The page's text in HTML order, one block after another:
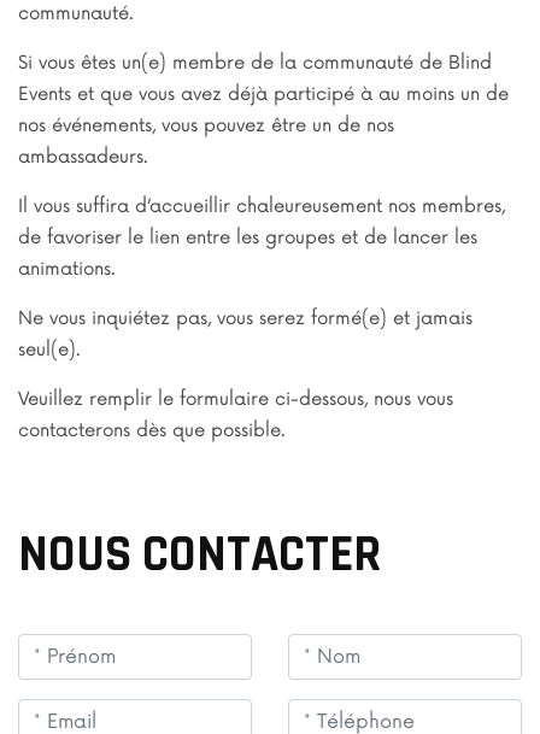
communauté.
Si vous êtes un(e) membre de la communauté de Blind
Events et que vous avez déjà participé à au moins un de
nos événements, vous pouvez être un de nos
ambassadeurs.
Il vous suffira d’accueillir chaleureusement nos membres,
de favoriser le lien entre les groupes et de lancer les
animations.
Ne vous inquiétez pas, vous serez formé(e) et jamais
seul(e).
Veuillez remplir le formulaire ci-dessous, nous vous
contacterons dès que possible.
NOUS CONTACTER